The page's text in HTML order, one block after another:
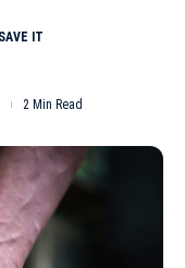
2 Min Read